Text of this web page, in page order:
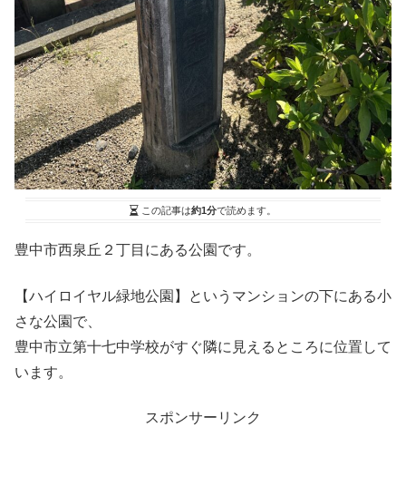
この記事は約1分で読めます。
豊中市西泉丘２丁目にある公園です。
【ハイロイヤル緑地公園】というマンションの下にある小
さな公園で、
豊中市立第十七中学校がすぐ隣に見えるところに位置して
います。
スポンサーリンク